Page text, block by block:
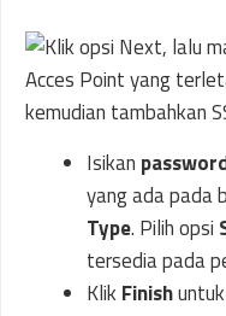
Isikan
yang ada pada
Type. Pilih opsi
tersedia pada
Klik Finish